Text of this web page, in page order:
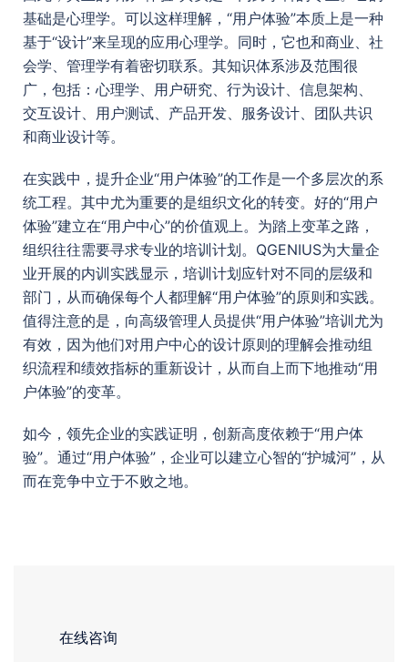
基础是心理学。可以这样理解，“用户体验”本质上是一种
基于“设计”来呈现的应用心理学。同时，它也和商业、社
会学、管理学有着密切联系。其知识体系涉及范围很
广，包括：心理学、用户研究、行为设计、信息架构、
交互设计、用户测试、产品开发、服务设计、团队共识
和商业设计等。
在实践中，提升企业“用户体验”的工作是一个多层次的系
统工程。其中尤为重要的是组织文化的转变。好的“用户
体验”建立在“用户中心”的价值观上。为踏上变革之路，
组织往往需要寻求专业的培训计划。QGENIUS为大量企
业开展的内训实践显示，培训计划应针对不同的层级和
部门，从而确保每个人都理解“用户体验”的原则和实践。
值得注意的是，向高级管理人员提供“用户体验”培训尤为
有效，因为他们对用户中心的设计原则的理解会推动组
织流程和绩效指标的重新设计，从而自上而下地推动“用
户体验”的变革。
如今，领先企业的实践证明，创新高度依赖于“用户体
验”。通过“用户体验”，企业可以建立心智的“护城河”，从
而在竞争中立于不败之地。
在线咨询